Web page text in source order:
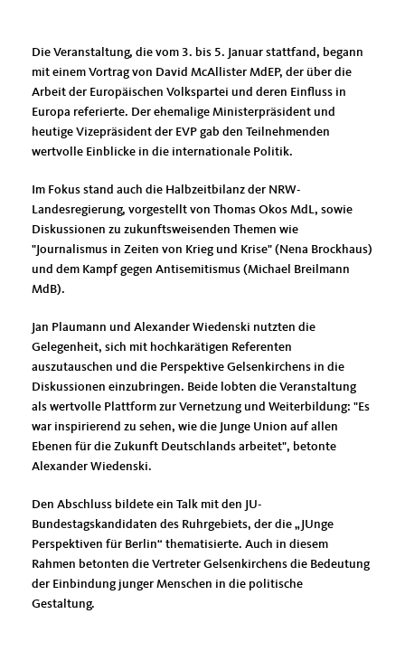
Die Veranstaltung, die vom 3. bis 5. Januar stattfand, begann
mit einem Vortrag von David McAllister MdEP, der über die
Arbeit der Europäischen Volkspartei und deren Einfluss in
Europa referierte. Der ehemalige Ministerpräsident und
heutige Vizepräsident der EVP gab den Teilnehmenden
wertvolle Einblicke in die internationale Politik.
Im Fokus stand auch die Halbzeitbilanz der NRW-
Landesregierung, vorgestellt von Thomas Okos MdL, sowie
Diskussionen zu zukunftsweisenden Themen wie
"Journalismus in Zeiten von Krieg und Krise" (Nena Brockhaus)
und dem Kampf gegen Antisemitismus (Michael Breilmann
MdB).
Jan Plaumann und Alexander Wiedenski nutzten die
Gelegenheit, sich mit hochkarätigen Referenten
auszutauschen und die Perspektive Gelsenkirchens in die
Diskussionen einzubringen. Beide lobten die Veranstaltung
als wertvolle Plattform zur Vernetzung und Weiterbildung: "Es
war inspirierend zu sehen, wie die Junge Union auf allen
Ebenen für die Zukunft Deutschlands arbeitet", betonte
Alexander Wiedenski.
Den Abschluss bildete ein Talk mit den JU-
Bundestagskandidaten des Ruhrgebiets, der die „JUnge
Perspektiven für Berlin“ thematisierte. Auch in diesem
Rahmen betonten die Vertreter Gelsenkirchens die Bedeutung
der Einbindung junger Menschen in die politische
Gestaltung.